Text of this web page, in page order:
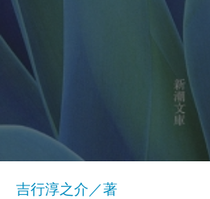
吉行淳之介／著